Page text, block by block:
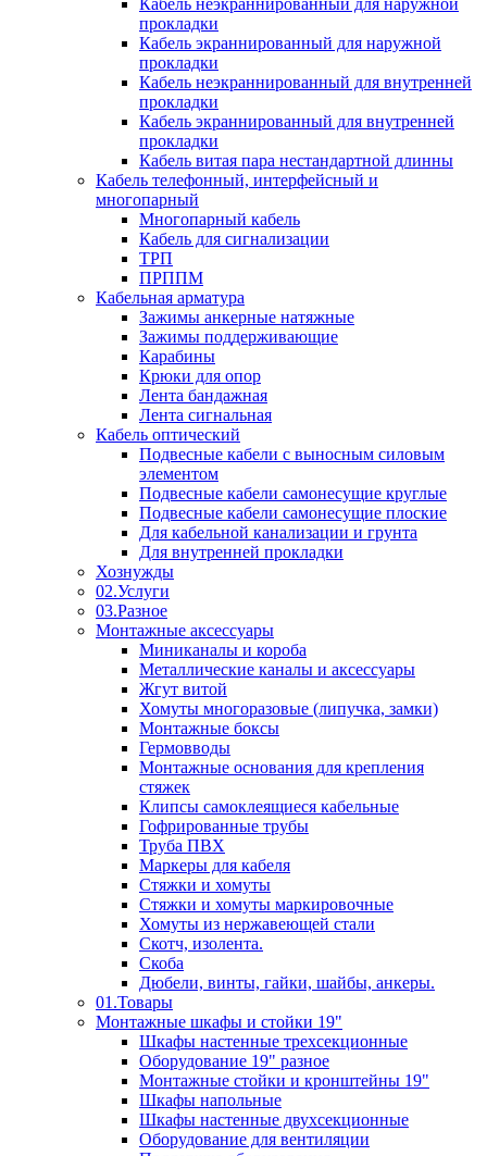
Кабель неэкраннированный для наружной
прокладки
Кабель экраннированный для наружной
прокладки
Кабель неэкраннированный для внутренней
прокладки
Кабель экраннированный для внутренней
прокладки
Кабель витая пара нестандартной длинны
Кабель телефонный, интерфейсный и
многопарный
Многопарный кабель
Кабель для сигнализации
ТРП
ПРППМ
Кабельная арматура
Зажимы анкерные натяжные
Зажимы поддерживающие
Карабины
Крюки для опор
Лента бандажная
Лента сигнальная
Кабель оптический
Подвесные кабели с выносным силовым
элементом
Подвесные кабели самонесущие круглые
Подвесные кабели самонесущие плоские
Для кабельной канализации и грунта
Для внутренней прокладки
Хознужды
02.Услуги
03.Разное
Монтажные аксессуары
Миниканалы и короба
Металлические каналы и аксессуары
Жгут витой
Хомуты многоразовые (липучка, замки)
Монтажные боксы
Гермовводы
Монтажные основания для крепления
стяжек
Клипсы самоклеящиеся кабельные
Гофрированные трубы
Труба ПВХ
Маркеры для кабеля
Стяжки и хомуты
Стяжки и хомуты маркировочные
Хомуты из нержавеющей стали
Скотч, изолента.
Скоба
Дюбели, винты, гайки, шайбы, анкеры.
01.Товары
Монтажные шкафы и стойки 19"
Шкафы настенные трехсекционные
Оборудование 19" разное
Монтажные стойки и кронштейны 19"
Шкафы напольные
Шкафы настенные двухсекционные
Оборудование для вентиляции